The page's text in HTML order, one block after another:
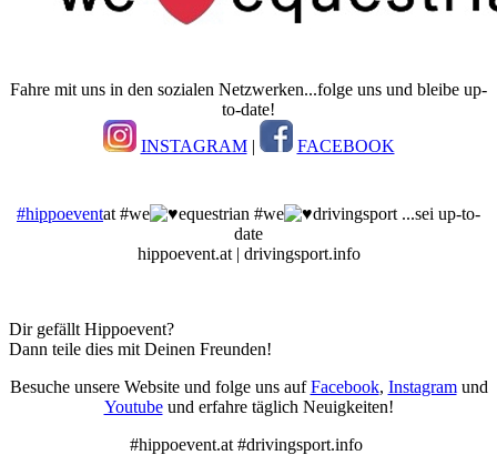
Fahre mit uns in den sozialen Netzwerken...folge uns und bleibe up-
to-date!
INSTAGRAM| FACEBOOK
#hippoeventat #we equestrian #we
drivingsport ...sei up-to-
date
hippoevent.at | drivingsport.info
Dir gefällt Hippoevent?
Dann teile dies mit Deinen Freunden!
Besuche unsere Website und folge uns aufFacebook, Instagramund
Youtubeund erfahre täglich Neuigkeiten!
#hippoevent.at #drivingsport.info